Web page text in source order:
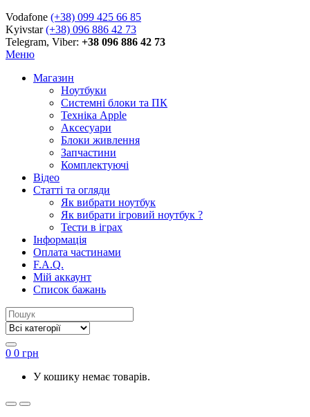
Vodafone (+38) 099 425 66 85
Kyivstar(+38) 096 886 42 73
Telegram, Viber: +38 096 886 42 73
Меню
Магазин
Ноутбуки
Системні блоки та ПК
Техніка Apple
Аксесуари
Блоки живлення
Запчастини
Комплектуючі
Відео
Статті та огляди
Як вибрати ноутбук
Як вибрати ігровий ноутбук ?
Тести в іграх
Інформація
Оплата частинами
F.A.Q.
Мій аккаунт
Список бажань
0 0 грн
У кошику немає товарів.